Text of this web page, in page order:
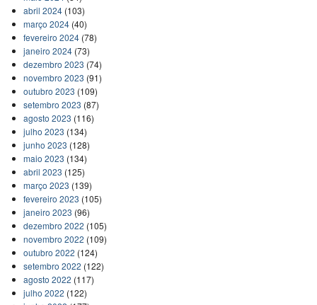
abril 2024(103)
março 2024(40)
fevereiro 2024(78)
janeiro 2024(73)
dezembro 2023 (74)
novembro 2023 (91)
outubro 2023 (109)
setembro 2023 (87)
agosto 2023 (116)
julho 2023 (134)
junho 2023 (128)
maio 2023 (134)
abril 2023 (125)
março 2023 (139)
fevereiro 2023 (105)
janeiro 2023 (96)
dezembro 2022 (105)
novembro 2022 (109)
outubro 2022 (124)
setembro 2022 (122)
agosto 2022 (117)
julho 2022 (122)